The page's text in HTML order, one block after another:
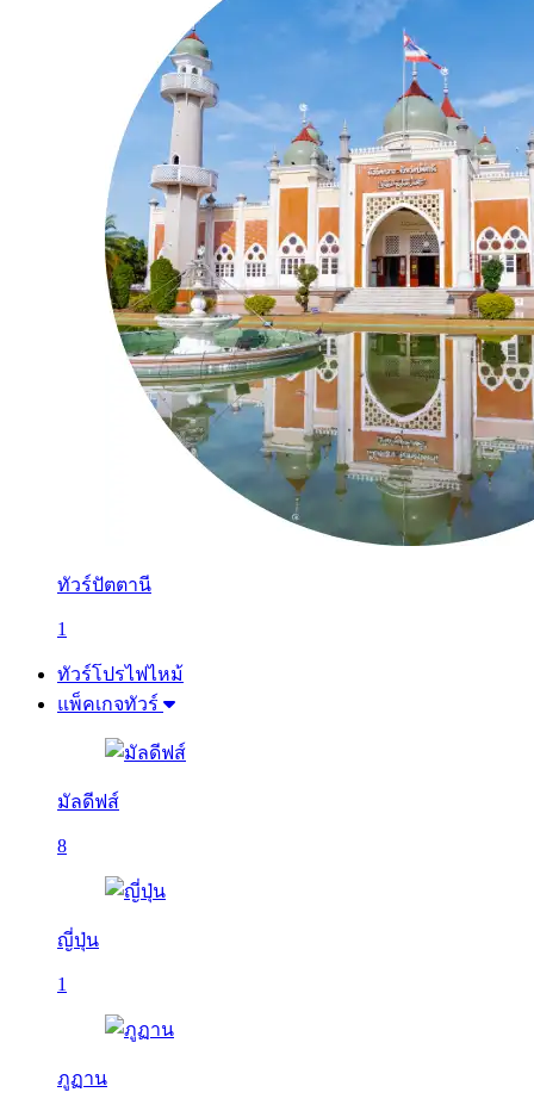
ทัวร์ปัตตานี
1
ทัวร์โปรไฟไหม้
แพ็คเกจทัวร์
มัลดีฟส์
8
ญี่ปุ่น
1
ภูฏาน